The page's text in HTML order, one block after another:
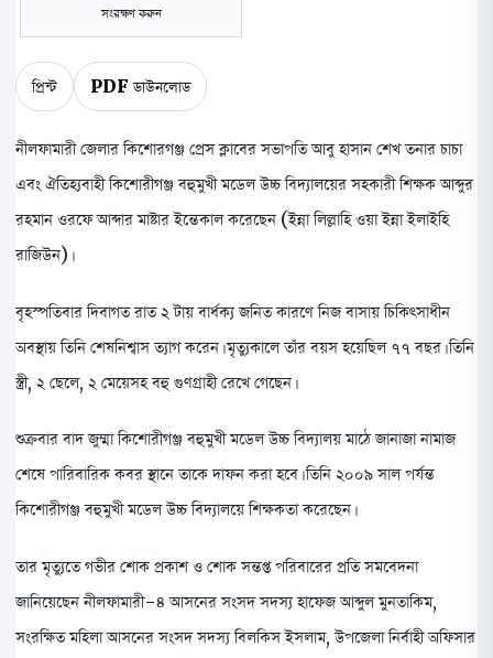
সংরক্ষণ করুন
প্রিন্ট PDF ডাউনলোড
নীলফামারী জেলার কিশোরগঞ্জ প্রেস ক্লাবের সভাপতি আবু হাসান শেখ তনার চাচা
এবং ঐতিহ্যবাহী কিশোরীগঞ্জ বহুমুখী মডেল উচ্চ বিদ্যালয়ের সহকারী শিক্ষক আব্দুর
রহমান ওরফে আব্দার মাষ্টার ইন্তেকাল করেছেন (ইন্না লিল্লাহি ওয়া ইন্না ইলাইহি
রাজিউন)।
বৃহস্পতিবার দিবাগত রাত ২ টায় বার্ধক্য জনিত কারণে নিজ বাসায় চিকিৎসাধীন
অবস্থায় তিনি শেষনিশ্বাস ত্যাগ করেন। মৃত্যুকালে তাঁর বয়স হয়েছিল ৭৭ বছর। তিনি
স্ত্রী, ২ ছেলে, ২ মেয়েসহ বহু গুণগ্ৰাহী রেখে গেছেন।
শুক্রবার বাদ জুম্মা কিশোরীগঞ্জ বহুমুখী মডেল উচ্চ বিদ্যালয় মাঠে জানাজা নামাজ
শেষে পারিবারিক কবর স্থানে তাকে দাফন করা হবে। তিনি ২০০৯ সাল পর্যন্ত
কিশোরীগঞ্জ বহুমুখী মডেল উচ্চ বিদ্যালয়ে শিক্ষকতা করেছেন।
তার মৃত্যুতে গভীর শোক প্রকাশ ও শোক সন্তপ্ত পরিবারের প্রতি সমবেদনা
জানিয়েছেন নীলফামারী-৪ আসনের সংসদ সদস্য হাফেজ আব্দুল মুনতাকিম,
সংরক্ষিত মহিলা আসনের সংসদ সদস্য বিলকিস ইসলাম, উপজেলা নির্বাহী অফিসার